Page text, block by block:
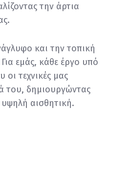
την άρτια
και την τοπική
εμάς, κάθε έργο υπό
τεχνικές μας
του, δημιουργώντας
αισθητική.